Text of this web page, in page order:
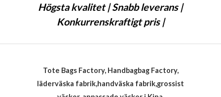
Högsta kvalitet | Snabb leverans |
Konkurrenskraftigt pris |
Tote Bags Factory, Handbagbag Factory,
läderväska fabrik,handväska fabrik,grossist